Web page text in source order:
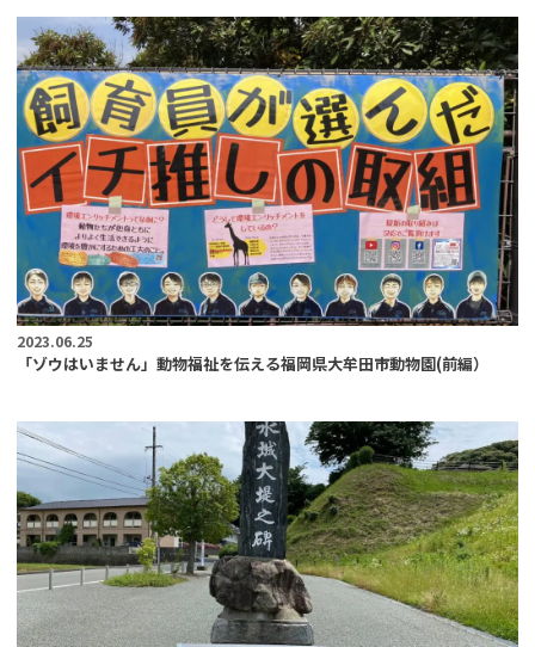
2023.06.25
「ゾウはいません」動物福祉を伝える福岡県大牟田市動物園(前編）